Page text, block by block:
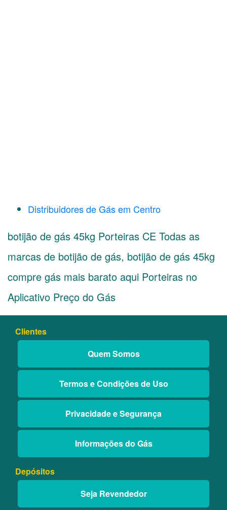
Distribuidores de Gás em Centro
botijão de gás 45kg Porteiras CE Todas as
marcas de botijão de gás, botijão de gás 45kg
compre gás mais barato aqui Porteiras no
Aplicativo Preço do Gás
Clientes
Quem Somos
Termos e Condições de Uso
Privacidade e Segurança
Informações do Gás
Depósitos
Seja Revendedor